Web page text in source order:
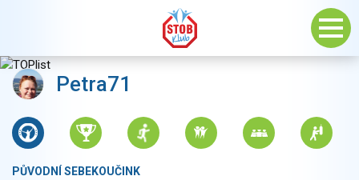
Petra71
PŮVODNÍ SEBEKOUČINK